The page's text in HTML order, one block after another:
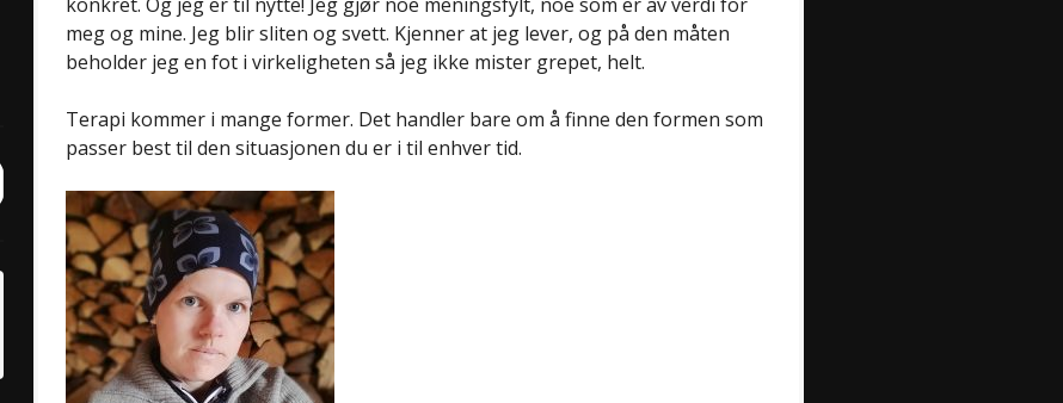
meg og mine. Jeg blir sliten og svett. Kjenner at jeg lever, og på den måten
beholder jeg en fot i virkeligheten så jeg ikke mister grepet, helt.
Terapi kommer i mange former. Det handler bare om å finne den formen som
passer best til den situasjonen du er i til enhver tid.